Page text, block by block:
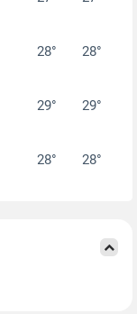
28° 28°
29° 29°
28° 28°